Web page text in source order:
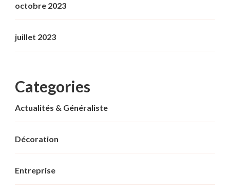
octobre 2023
juillet 2023
Categories
Actualités & Généraliste
Décoration
Entreprise